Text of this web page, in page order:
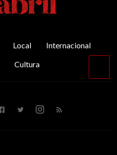
Local
Internacional
Cultura